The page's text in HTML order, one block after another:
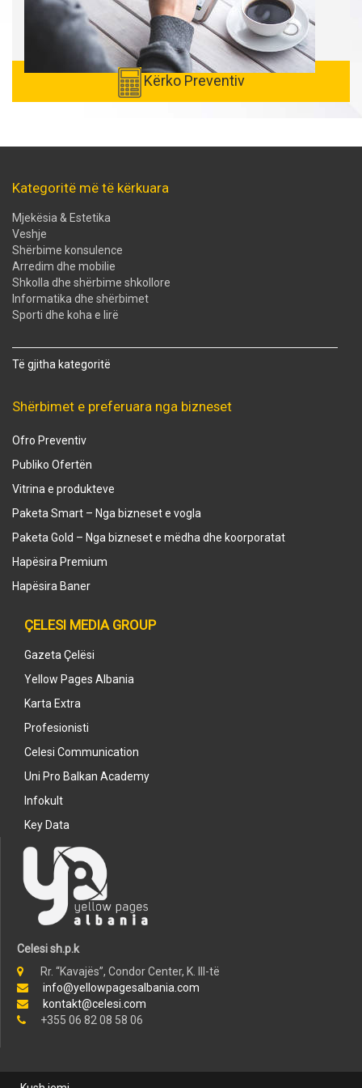
Kërko Preventiv
Kategoritë më të kërkuara
Mjekësia & Estetika
Veshje
Shërbime konsulence
Arredim dhe mobilie
Shkolla dhe shërbime shkollore
Informatika dhe shërbimet
Sporti dhe koha e lirë
Të gjitha kategoritë
Shërbimet e preferuara nga bizneset
Ofro Preventiv
Publiko Ofertën
Vitrina e produkteve
Paketa Smart – Nga bizneset e vogla
Paketa Gold – Nga bizneset e mëdha dhe koorporatat
Hapësira Premium
Hapësira Baner
ÇELESI MEDIA GROUP
Gazeta Çelësi
Yellow Pages Albania
Karta Extra
Profesionisti
Celesi Communication
Uni Pro Balkan Academy
Infokult
Key Data
Celesi sh.p.k
Rr. “Kavajës”, Condor Center, K. III-të
info@yellowpagesalbania.com
kontakt@celesi.com
+355 06 82 08 58 06